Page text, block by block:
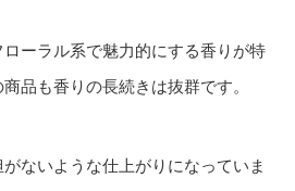
ーラル系で魅力的にする香りが特
品も香りの長続きは抜群です。
ないような仕上がりになっていま